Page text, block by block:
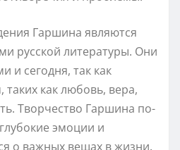
Гаршина являются
русской литературы. Они
и сегодня, так как
таких как любовь, вера,
Творчество Гаршина по-
эмоции и
о важных вещах в жизни.